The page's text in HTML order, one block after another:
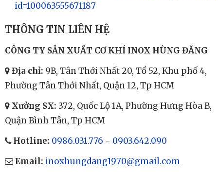
id=100063555671187
THÔNG TIN LIÊN HỆ
CÔNG TY SẢN XUẤT CƠ KHÍ INOX HÙNG ĐĂNG
Địa chỉ: 9B, Tân Thới Nhất 20, Tổ 52, Khu phố 4,
Phường Tân Thới Nhất, Quận 12, Tp HCM
Xưởng SX: 372, Quốc Lộ 1A, Phường Hưng Hòa B,
Quận Bình Tân, Tp HCM
Hotline: 0986.031.776 - 0903.642.090
Email: inoxhungdang1970@gmail.com